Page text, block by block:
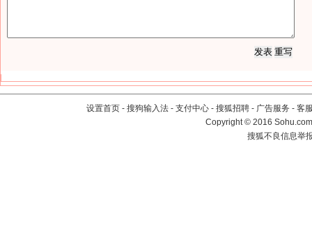
设置首页 - 搜狗输入法 - 支付中心 - 搜狐招聘 - 广告服务 - 客
Copyright©2016
搜狐不良信息举